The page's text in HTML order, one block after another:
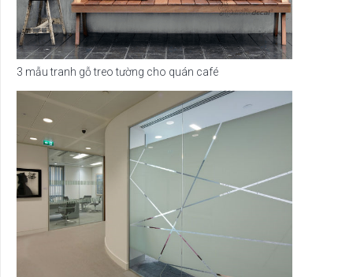
3 mẫu tranh gỗ treo tường cho quán café